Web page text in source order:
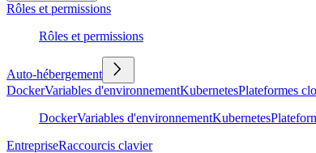
Rôles et permissions
Rôles et permissions
Auto-hébergement
DockerVariables d'environnementKubernetesPlateformes
DockerVariables d'environnementKubernetes
EntrepriseRaccourcis clavier